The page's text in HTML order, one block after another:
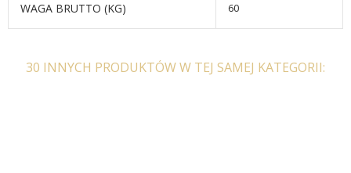
WAGA BRUTTO (KG) 60
30 INNYCH PRODUKTÓW W TEJ SAMEJ KATEGORII: